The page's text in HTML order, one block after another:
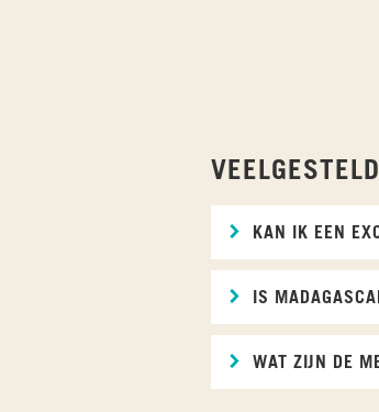
KAN IK EEN
IS
WAT ZIJN DE